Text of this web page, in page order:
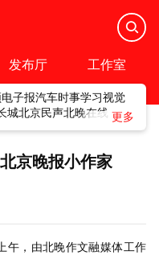
发布厅 工作室
电子报汽车时事学习视觉
城北京民声北晚在线
京晚报小作家
午，由北晚作文融媒体工作